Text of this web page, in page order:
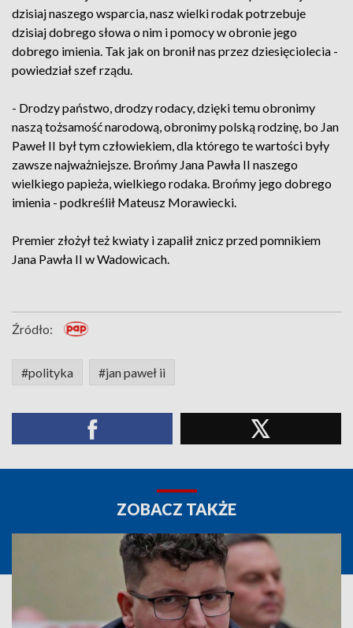
dzisiaj naszego wsparcia, nasz wielki rodak potrzebuje
dzisiaj dobrego słowa o nim i pomocy w obronie jego
dobrego imienia. Tak jak on bronił nas przez dziesięciolecia -
powiedział szef rządu.
- Drodzy państwo, drodzy rodacy, dzięki temu obronimy
naszą tożsamość narodową, obronimy polską rodzinę, bo Jan
Paweł II był tym człowiekiem, dla którego te wartości były
zawsze najważniejsze. Brońmy Jana Pawła II naszego
wielkiego papieża, wielkiego rodaka. Brońmy jego dobrego
imienia - podkreślił Mateusz Morawiecki.
Premier złożył też kwiaty i zapalił znicz przed pomnikiem
Jana Pawła II w Wadowicach.
Źródło:
#polityka #jan paweł ii
ZOBACZ TAKŻE